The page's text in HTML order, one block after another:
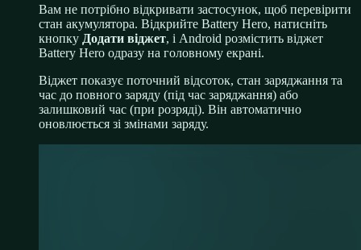
Вам не потрібно відкривати застосунок, щоб перевірити
стан акумулятора. Відкрийте Battery Hero, натисніть
кнопку Додати віджет, і Android розмістить віджет
Battery Hero одразу на головному екрані.
Віджет показує поточний відсоток, стан заряджання та
час до повного заряду (під час заряджання) або
залишковий час (при розряді). Він автоматично
оновлюється зі змінами заряду.